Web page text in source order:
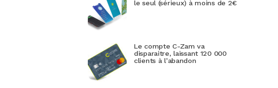
le seul (sérieux) à moins de 2€
Le compte C-Zam va
disparaitre, laissant 120 000
clients à l’abandon